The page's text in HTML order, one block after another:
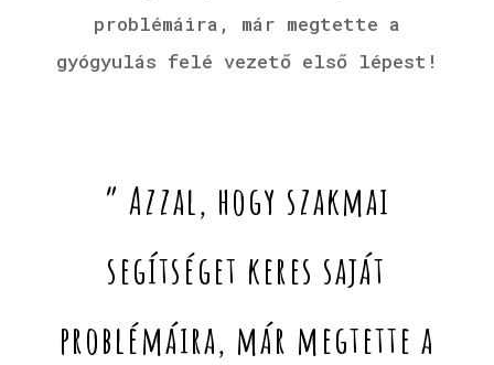
problémáira, már megtette a
gyógyulás felé vezető első lépest!
” Azzal, hogy szakmai
segítséget keres saját
problémáira, már megtette a